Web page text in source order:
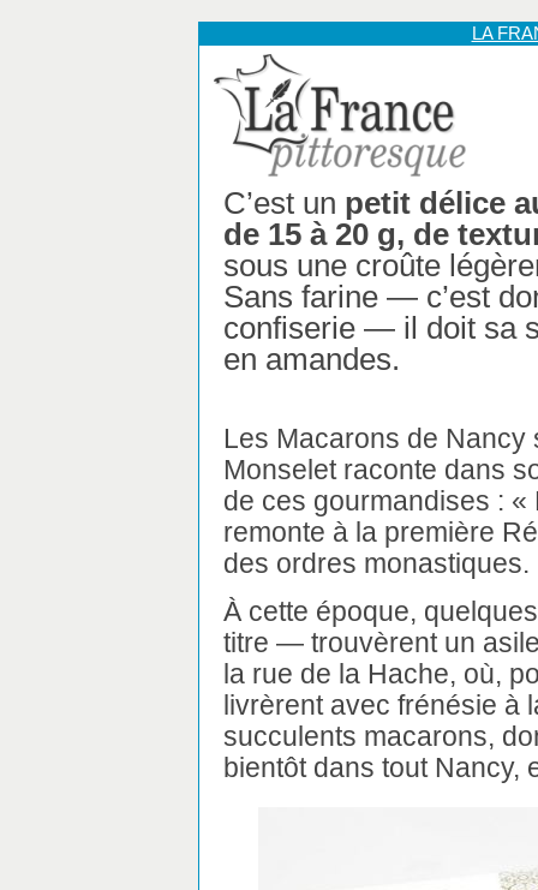
LA
C’est un petit délice
de 15 à 20 g, de
sous une croûte
Sans farine — c’est
confiserie — il doit sa
en amandes.
Les Macarons de
Monselet raconte dans
de ces gourmandises :
remonte à la première
des ordres monastiques.
À cette époque,
titre — trouvèrent un
la rue de la Hache, où,
livrèrent avec frénésie à
succulents macarons,
bientôt dans tout Nancy,